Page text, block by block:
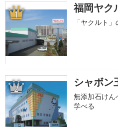
1 福岡ヤク
「ヤクルト
2 シャボン
無添加石けん
学べる